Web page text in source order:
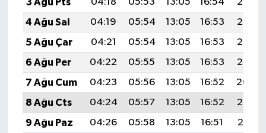
4 Ağu Sal
04:19 05:54 13:05 16:53
20:07
5 Ağu Çar
04:21 05:54 13:05 16:53
20:06
6 Ağu Per
04:22 05:55 13:05 16:53
20:05
7 Ağu Cum
04:23 05:56 13:05 16:52
20:04
8 Ağu Cts
04:24 05:57 13:05 16:52
20:02
9 Ağu Paz
04:26 05:58 13:05 16:51
20:01